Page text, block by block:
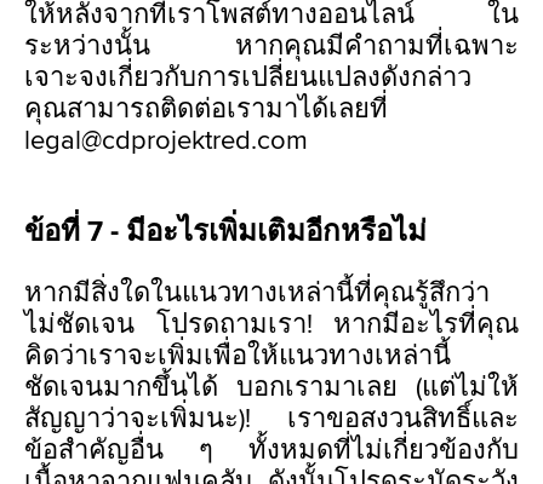
ให้หลังจากที่เราโพสต์ทางออนไลน์ ใน
ระหว่างนั้น หากคุณมีคำถามที่เฉพาะ
เจาะจงเกี่ยวกับการเปลี่ยนแปลงดังกล่าว
คุณสามารถติดต่อเรามาได้เลยที่
legal@cdprojektred.com
ข้อที่ 7 - มีอะไรเพิ่มเติมอีกหรือไม่
หากมีสิ่งใดในแนวทางเหล่านี้ที่คุณรู้สึกว่า
ไม่ชัดเจน โปรดถามเรา! หากมีอะไรที่คุณ
คิดว่าเราจะเพิ่มเพื่อให้แนวทางเหล่านี้
ชัดเจนมากขึ้นได้ บอกเรามาเลย (แต่ไม่ให้
สัญญาว่าจะเพิ่มนะ)! เราขอสงวนสิทธิ์และ
ข้อสำคัญอื่น ๆ ทั้งหมดที่ไม่เกี่ยวข้องกับ